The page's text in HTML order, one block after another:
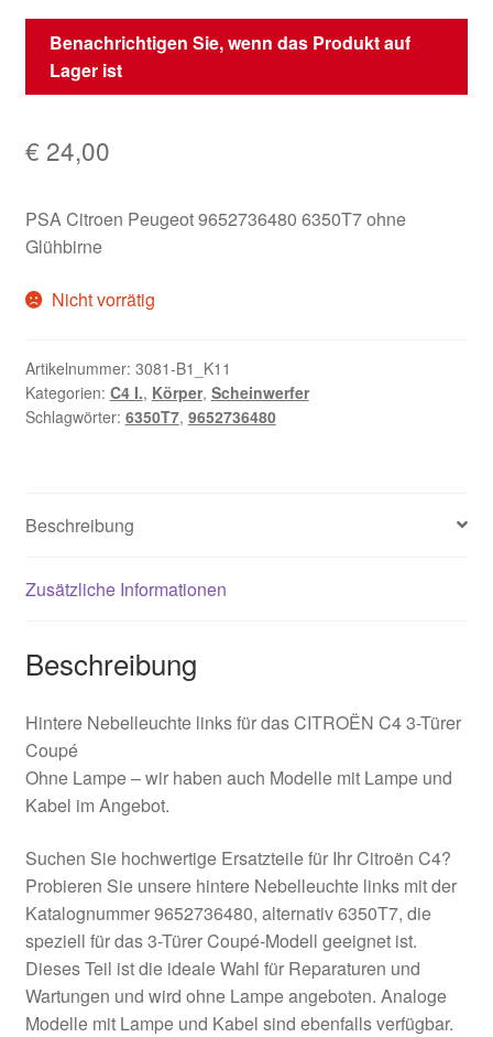
Benachrichtigen Sie, wenn das Produkt auf
Lager ist
€ 24,00
PSA Citroen Peugeot 9652736480 6350T7 ohne
Glühbirne
Nicht vorrätig
Artikelnummer: 3081-B1_K11
Kategorien: C4 I., Körper, Scheinwerfer
Schlagwörter: 6350T7, 9652736480
Beschreibung
Zusätzliche Informationen
Beschreibung
Hintere Nebelleuchte links für das CITROËN C4 3-Türer
Coupé
Ohne Lampe – wir haben auch Modelle mit Lampe und
Kabel im Angebot.
Suchen Sie hochwertige Ersatzteile für Ihr Citroën C4?
Probieren Sie unsere hintere Nebelleuchte links mit der
Katalognummer 9652736480, alternativ 6350T7, die
speziell für das 3-Türer Coupé-Modell geeignet ist.
Dieses Teil ist die ideale Wahl für Reparaturen und
Wartungen und wird ohne Lampe angeboten. Analoge
Modelle mit Lampe und Kabel sind ebenfalls verfügbar.